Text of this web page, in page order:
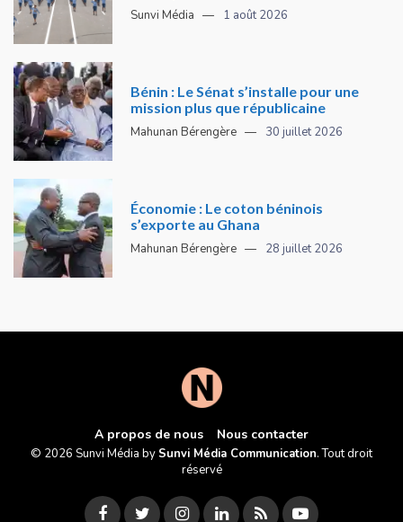
Sunvi Média 1 août 2026
Bénin : Le Sénat s’installe pour une
mission plus que républicaine
Mahunan Bérengère 30 juillet 2026
Économie : Le coton béninois
s’exporte au Ghana
Mahunan Bérengère 28 juillet 2026
A propos de nous Nous contacter
© 2026 Sunvi Média by Sunvi Média Communication. Tout droit
réservé